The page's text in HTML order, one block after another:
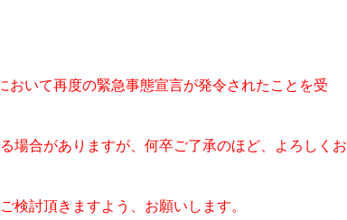
いて再度の緊急事態宣言が発令されたことを受
場合がありますが、何卒ご了承のほど、よろしくお
検討頂きますよう、お願いします。